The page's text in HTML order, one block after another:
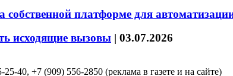
платформе для
исходящие вызовы | 03.07.2026
40, +7 (909) 556-2850 (реклама в газете и на сайте)